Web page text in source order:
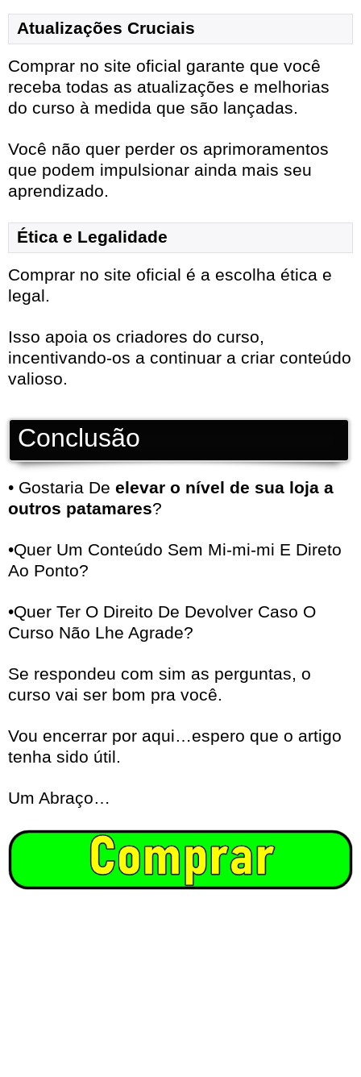
Atualizações Cruciais
Comprar no site oficial garante que você
receba todas as atualizações e melhorias
do curso à medida que são lançadas.
Você não quer perder os aprimoramentos
que podem impulsionar ainda mais seu
aprendizado.
Ética e Legalidade
Comprar no site oficial é a escolha ética e
legal.
Isso apoia os criadores do curso,
incentivando-os a continuar a criar conteúdo
valioso.
Conclusão
• Gostaria De elevar o nível de sua loja a
outros patamares?
•Quer Um Conteúdo Sem Mi-mi-mi E Direto
Ao Ponto?
•Quer Ter O Direito De Devolver Caso O
Curso Não Lhe Agrade?
Se respondeu com sim as perguntas, o
curso vai ser bom pra você.
Vou encerrar por aqui…espero que o artigo
tenha sido útil.
Um Abraço…